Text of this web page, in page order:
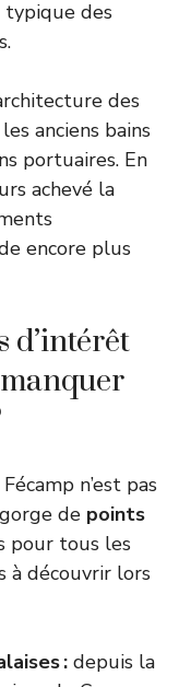
typique des
des
anciens bains
portuaires. En
achevé la
encore plus
d’intérêt
n’est pas
de points
pour tous les
à découvrir lors
: depuis la